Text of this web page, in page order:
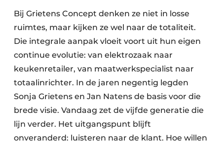
Bij Grietens Concept denken ze niet in losse
ruimtes, maar kijken ze wel naar de totaliteit.
Die integrale aanpak vloeit voort uit hun eigen
continue evolutie: van elektrozaak naar
keukenretailer, van maatwerkspecialist naar
totaalinrichter. In de jaren negentig legden
Sonja Grietens en Jan Natens de basis voor die
brede visie. Vandaag zet de vijfde generatie die
lijn verder. Het uitgangspunt blijft
onveranderd: luisteren naar de klant. Hoe willen